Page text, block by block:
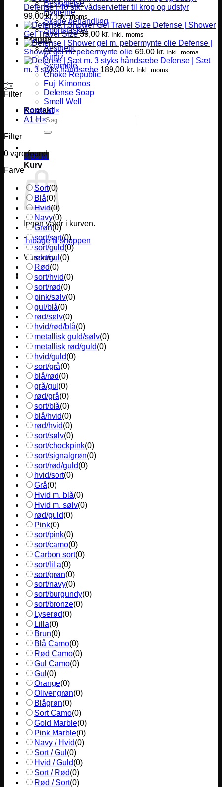
Beskyttelse
Hygiejne
Skade behandling
Sportstasker
Brands
Aesthetic
Kingz
Scramble
Choke Republic
Fuji Kimonos
Defense Soap
Smell Well
Kontakt
Søg
efter:
0,00 kr.
Kurv
Ingen varer i kurven.
Tilbage til shoppen
Varekurv
Defense | 40 stk. vådservietter til krop og udstyr
99,00kr. Inkl. moms
Defense | Shower
Gel Travel Size 39,00 kr. Inkl. moms
Defense |
Shower gel m. pebermynte olie 69,00 kr. Inkl. moms
Defense | Sæt
m. 3 styks håndsæbe 189,00 kr. Inkl. moms
Filter
Reset all ×
A1 H ×
Filter
0 vare found
Farve
Sort(0)
Blå(0)
Hvid(0)
Navy(0)
Grøn(0)
sort/sort(0)
sort/guld(0)
sort/gul (0)
Rød(0)
sort/hvid(0)
sort/rød(0)
pink/sølv(0)
gul/blå(0)
rød/sølv(0)
hvid/rød/blå(0)
metallisk guld/sølv(0)
metallisk rød/guld(0)
hvid/guld(0)
sort/grå(0)
blå/rød(0)
grå/gul (0)
rød/grå(0)
sort/blå(0)
blå/hvid(0)
rød/hvid(0)
sort/sølv(0)
sort/chockpink(0)
sort/signalgrøn(0)
sort/rød/guld(0)
hvid/sort(0)
Grå(0)
Hvid m. blå(0)
Hvid m. sølv(0)
rød/guld(0)
Pink(0)
sort/pink(0)
sort/camo(0)
Carbon sort(0)
sort/lilla(0)
sort/grøn(0)
sort/navy(0)
sort/burgundy(0)
sort/bronze(0)
Lyserød(0)
Lilla(0)
Brun(0)
Blå Camo(0)
Rød Camo(0)
Gul Camo(0)
Gul (0)
Orange(0)
Olivengrøn(0)
Blågrøn(0)
Sort Camo(0)
Gold Marble(0)
Pink Marble(0)
Navy / Hvid(0)
Sort / Gul (0)
Hvid / Guld(0)
Sort / Rød(0)
Rød / Sort(0)